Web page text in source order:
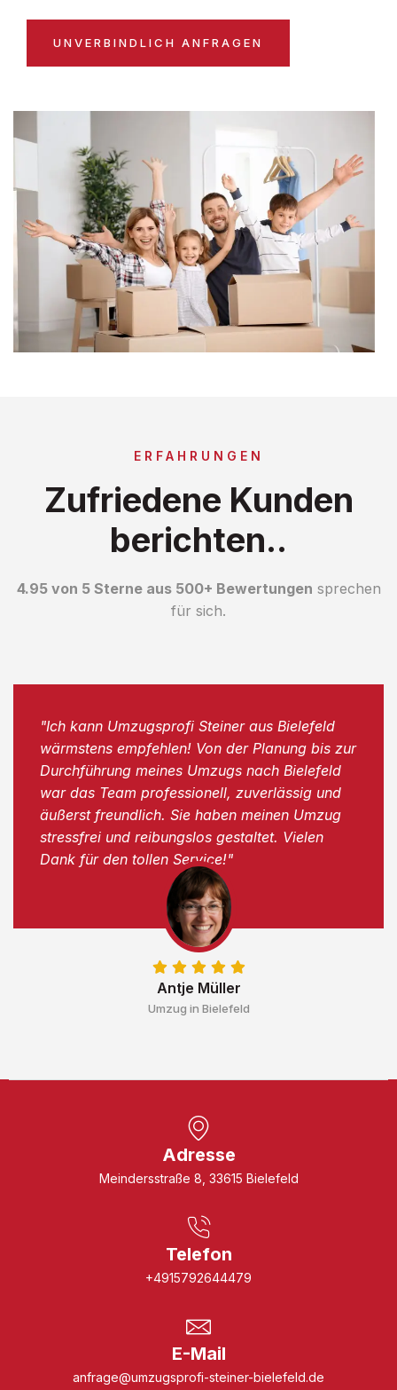
UNVERBINDLICH ANFRAGEN
ERFAHRUNGEN
Zufriedene Kunden
berichten..
4.95 von 5 Sterne aus 500+ Bewertungen sprechen
für sich.
Antje Müller
Umzug in Bielefeld
"Ich kann Umzugsprofi Steiner aus Bielefeld
wärmstens empfehlen! Von der Planung bis zur
Durchführung meines Umzugs nach Bielefeld
war das Team professionell, zuverlässig und
äußerst freundlich. Sie haben meinen Umzug
stressfrei und reibungslos gestaltet. Vielen
Dank für den tollen Service!"
Adresse
Meindersstraße 8, 33615 Bielefeld
Telefon
+4915792644479
E-Mail
anfrage@umzugsprofi-steiner-bielefeld.de